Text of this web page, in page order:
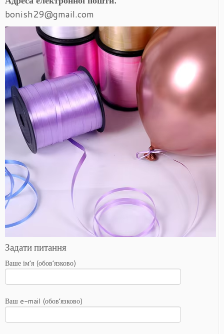
bonish29@gmail.com
Задати питання
Ваше ім’я (обов’язково)
Ваш e-mail (обов’язково)